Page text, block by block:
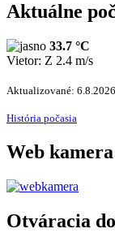
Aktuálne
33.7 °C
Vietor: Z 2.4 m/s
Aktualizované:
História počasia
Web kamera
Otváracia